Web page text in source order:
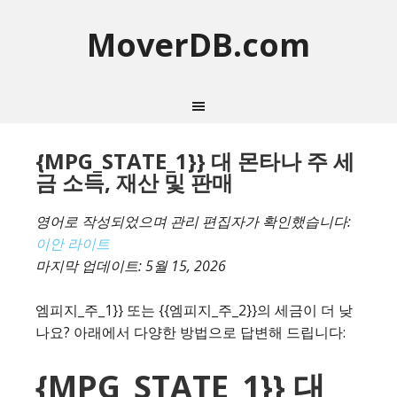
MoverDB.com
{MPG_STATE_1}} 대 몬타나 주 세
금 소득, 재산 및 판매
영어로 작성되었으며 관리 편집자가 확인했습니다:
이안 라이트
마지막 업데이트:5월 15, 2026
엠피지_주_1}} 또는 {{엠피지_주_2}}의 세금이 더 낮
나요? 아래에서 다양한 방법으로 답변해 드립니다:
{MPG_STATE_1}} 대